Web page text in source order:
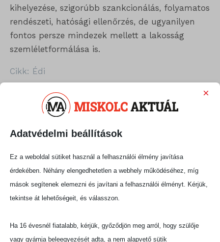
kihelyezése, szigorúbb szankcionálás, folyamatos
rendészeti, hatósági ellenőrzés, de ugyanilyen
fontos persze mindezek mellett a lakosság
szemléletformálása is.
Cikk: Édi
Adatvédelmi beállítások
×
Ez a weboldal sütiket használ a felhasználói élmény javítása
érdekében. Néhány elengedhetetlen a webhely működéséhez, míg
mások segítenek elemezni és javítani a felhasználói élményt. Kérjük,
tekintse át lehetőségeit, és válasszon.
Ha 16 évesnél fiatalabb, kérjük, győződjön meg arról, hogy szülője
vagy gyámja beleegyezését adta, a nem alapvető sütik